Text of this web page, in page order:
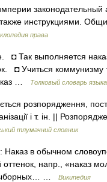
законодательный
инструкциями.
права
выполняется
◘ Учиться коммунизму
…
Толковый словарь
розпорядження,
і т. ін. ||
тлумачний словник
в обычном
напр., «наказ
…
Википедия